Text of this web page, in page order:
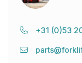
+31 (0)53